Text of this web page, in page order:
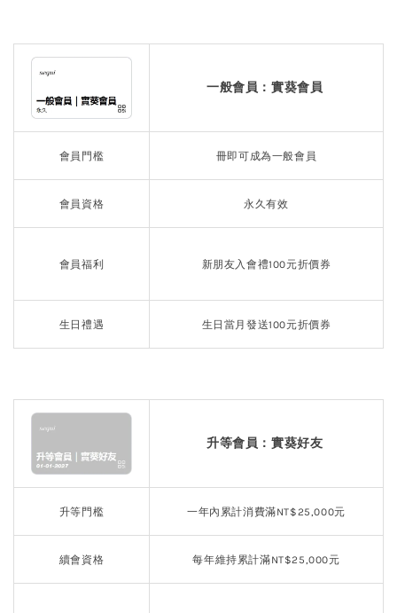
一般會員：實葵會員
會員門檻 冊即可成為一般會員
會員資格 永久有效
會員福利 新朋友入會禮100元折價券
生日禮遇 生日當月發送100元折價券
升等會員：實葵好友
升等門檻 一年內累計消費滿NT$25,000元
續會資格 每年維持累計滿NT$25,000元